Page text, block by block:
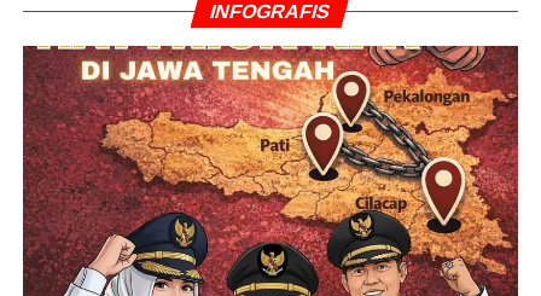
INFOGRAFIS